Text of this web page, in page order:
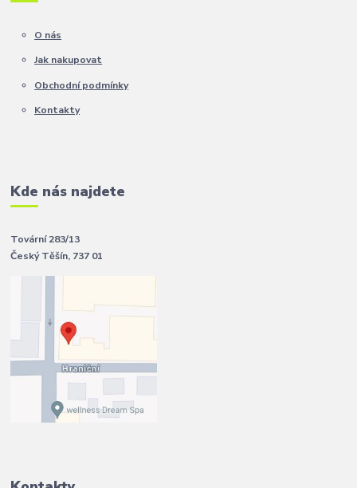
O nás
Jak nakupovat
Obchodní podmínky
Kontakty
Kde nás najdete
Tovární 283/13
Český Těšín, 737 01